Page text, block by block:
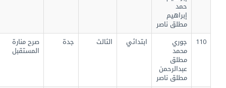
إبراهيم
مطلق ناصر
جوري
محمد
مطلق
عبدالرحمن
مطلق ناصر
ابتدائي الثالث صرح منارة
المستقبل